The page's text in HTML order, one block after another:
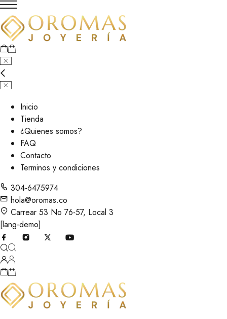
Inicio
Tienda
¿Quienes somos?
FAQ
Contacto
Terminos y condiciones
304-6475974
hola@oromas.co
Carrear 53 No 76-57, Local 3
[lang-demo]